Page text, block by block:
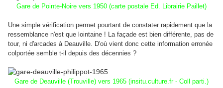
Gare de Pointe-Noire vers 1950 (carte postale Ed. Librairie Paillet)
Une simple vérification permet pourtant de constater rapidement que la
ressemblance n'est que lointaine ! La façade est bien différente, pas de
tour, ni d'arcades à Deauville. D'où vient donc cette information erronée
colportée semble t-il depuis des décennies ?
Gare de Deauville (Trouville) vers 1965 (insitu.culture.fr - Coll parti.)